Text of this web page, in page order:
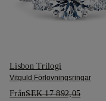
Lisbon Trilogi
Vitguld Förlovningsringar
FrånSEK 17 892,05